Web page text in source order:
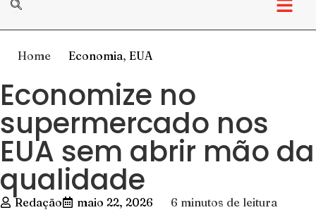
Home Economia, EUA
Economize no
supermercado nos
EUA sem abrir mão da
qualidade
Redação maio 22, 2026
6 minutos de leitura